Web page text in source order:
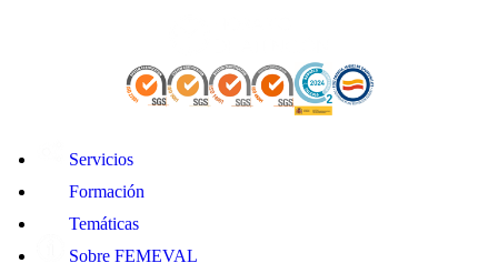
Servicios
Formación
Temáticas
Sobre FEMEVAL